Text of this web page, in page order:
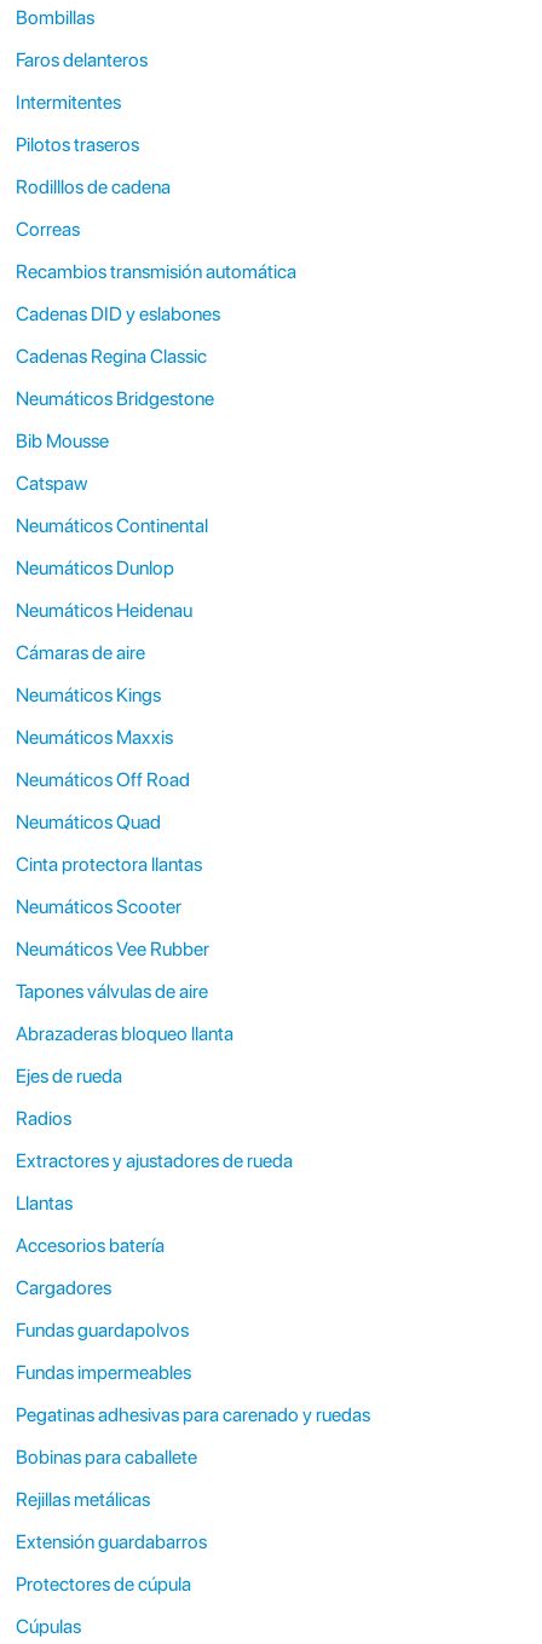
Bombillas
Faros delanteros
Intermitentes
Pilotos traseros
Rodilllos de cadena
Correas
Recambios transmisión automática
Cadenas DID y eslabones
Cadenas Regina Classic
Neumáticos Bridgestone
Bib Mousse
Catspaw
Neumáticos Continental
Neumáticos Dunlop
Neumáticos Heidenau
Cámaras de aire
Neumáticos Kings
Neumáticos Maxxis
Neumáticos Off Road
Neumáticos Quad
Cinta protectora llantas
Neumáticos Scooter
Neumáticos Vee Rubber
Tapones válvulas de aire
Abrazaderas bloqueo llanta
Ejes de rueda
Radios
Extractores y ajustadores de rueda
Llantas
Accesorios batería
Cargadores
Fundas guardapolvos
Fundas impermeables
Pegatinas adhesivas para carenado y ruedas
Bobinas para caballete
Rejillas metálicas
Extensión guardabarros
Protectores de cúpula
Cúpulas